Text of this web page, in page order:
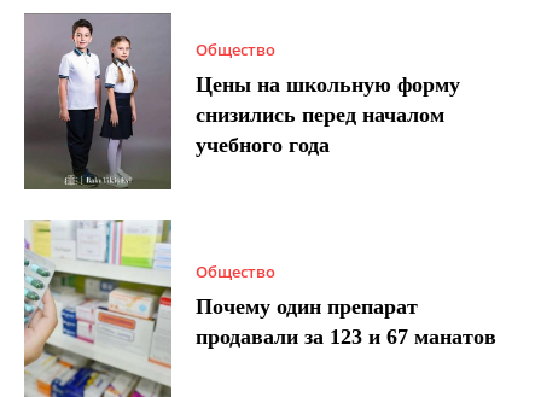
Общество
Цены на школьную форму
снизились перед началом
учебного года
Общество
Почему один препарат
продавали за 123 и 67 манатов